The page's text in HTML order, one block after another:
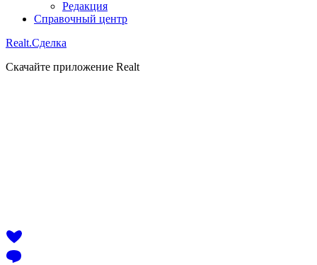
Редакция
Справочный центр
Realt.Сделка
Скачайте приложение Realt